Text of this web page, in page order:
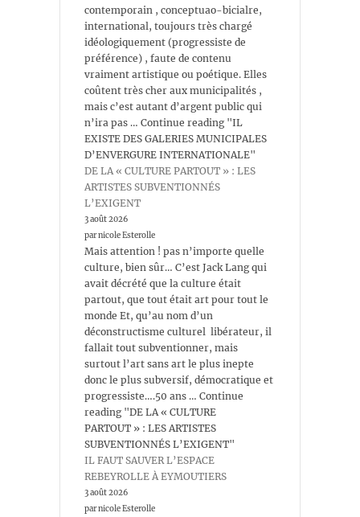
contemporain , conceptuao-bicialre,
international, toujours très chargé
idéologiquement (progressiste de
préférence) , faute de contenu
vraiment artistique ou poétique. Elles
coûtent très cher aux municipalités ,
mais c’est autant d’argent public qui
n’ira pas … Continue reading "IL
EXISTE DES GALERIES MUNICIPALES
D’ENVERGURE INTERNATIONALE"
DE LA « CULTURE PARTOUT » : LES
ARTISTES SUBVENTIONNÉS
L’EXIGENT
3 août 2026
par nicole Esterolle
Mais attention ! pas n’importe quelle
culture, bien sûr… C’est Jack Lang qui
avait décrété que la culture était
partout, que tout était art pour tout le
monde Et, qu’au nom d’un
déconstructisme culturel libérateur, il
fallait tout subventionner, mais
surtout l’art sans art le plus inepte
donc le plus subversif, démocratique et
progressiste….50 ans … Continue
reading "DE LA « CULTURE
PARTOUT » : LES ARTISTES
SUBVENTIONNÉS L’EXIGENT"
IL FAUT SAUVER L’ESPACE
REBEYROLLE À EYMOUTIERS
3 août 2026
par nicole Esterolle